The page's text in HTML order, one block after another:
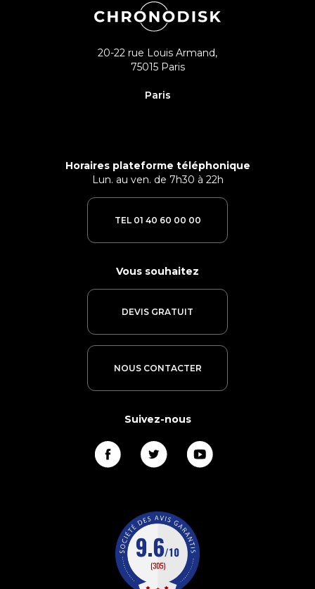
20-22 rue Louis Armand,
75015 Paris
Paris
Vous souhaitez
DEVIS GRATUIT
NOUS CONTACTER
Horaires plateforme téléphonique
Lun. au ven. de 7h30 à 22h
TEL 01 40 60 00 00
Suivez-nous